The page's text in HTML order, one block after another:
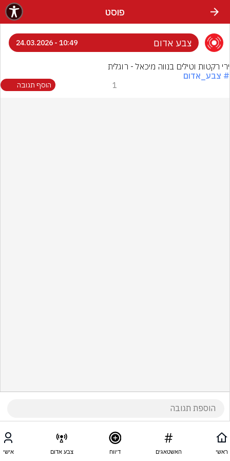
פוסט
צבע אדום 10:49 - 24.03.2026
ירי רקטות וטילים בנווה מיכאל - רוגלית
# צבע_אדום
1 הוסף תגובה
ראשי האשטאגים דיווח צבע אדום אישי